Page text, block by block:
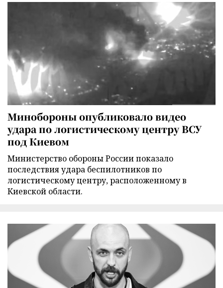
Минобороны опубликовало видео
удара по логистическому центру ВСУ
под Киевом
Министерство обороны России показало
последствия удара беспилотников по
логистическому центру, расположенному в
Киевской области.